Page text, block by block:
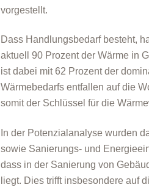
vorgestellt.
Dass Handlungsbedarf besteht,
aktuell 90 Prozent der Wärme in
ist dabei mit 62 Prozent der
Wärmebedarfs entfallen auf die
somit der Schlüssel für die
In der Potenzialanalyse wurden
sowie Sanierungs- und
dass in der Sanierung von
liegt. Dies trifft insbesondere auf